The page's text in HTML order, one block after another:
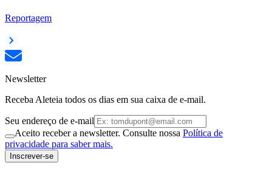
Reportagem
Newsletter
Receba Aleteia todos os dias em sua caixa de e-mail.
Seu endereço de e-mail
Aceito receber a newsletter. Consulte nossa Política de
privacidade para saber mais.
Inscrever-se